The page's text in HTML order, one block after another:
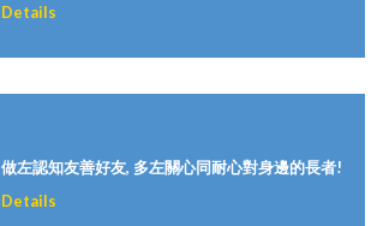
Details
做左認知友善好友, 多左關心同耐心對身邊的長者!
Details